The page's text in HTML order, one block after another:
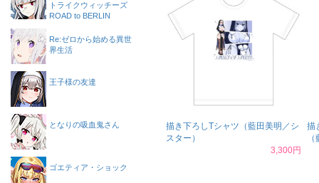
描き下ろしTシャツ（藍田美明／シ
スター）
3,300円
描
トライクウィッチーズ
ROAD to BERLIN
Re:ゼロから始める異世
界生活
王子様の友達
となりの吸血鬼さん
ゴエティア・ショック